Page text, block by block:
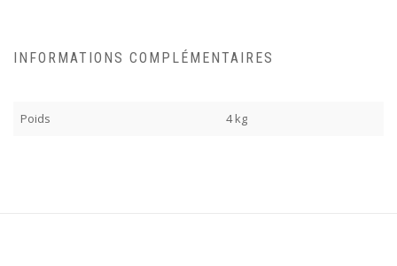
INFORMATIONS COMPLÉMENTAIRES
Poids 4 kg